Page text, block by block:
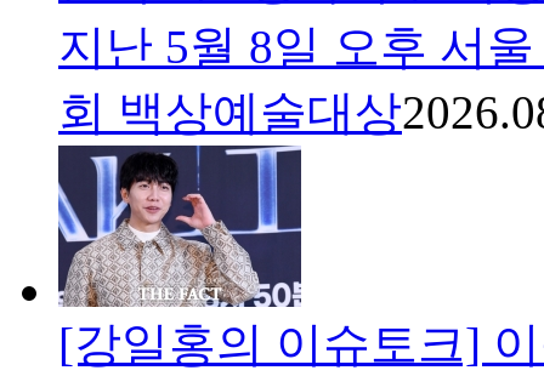
지난 5월 8일 오후 서
회 백상예술대상
[강일홍의 이슈토크]